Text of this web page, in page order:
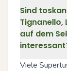
Sind
Tignanello,
auf dem
Viele